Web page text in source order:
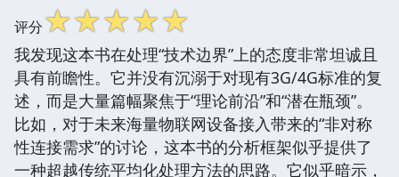
评分☆☆☆☆☆
我发现这本书在处理“技术边界”上的态度非常坦诚且
具有前瞻性。它并没有沉溺于对现有3G/4G标准的复
述，而是大量篇幅聚焦于“理论前沿”和“潜在瓶颈”。
比如，对于未来海量物联网设备接入带来的“非对称
性连接需求”的讨论，这本书的分析框架似乎提供了
一种超越传统平均化处理方法的思路。它似乎暗示，